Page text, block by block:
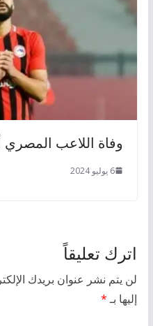
وفاة اللاعب
6 يوليو 2024
اترك تعليقاً
لن يتم نشر عنوان بريدك
إليها بـ*